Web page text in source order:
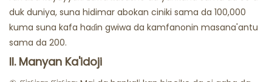
duk duniya, suna hidimar abokan ciniki sama da 100,000
kuma suna kafa haɗin gwiwa da kamfanonin masana'antu
sama da 200.
II. Manyan Ka'idoji